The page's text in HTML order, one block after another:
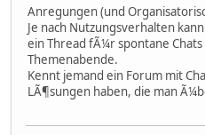
Anregungen (und
Je nach Nutzungsverhalten
ein Thread fÃ¼r spontane
Themenabende.
Kennt jemand ein Forum mit
LÃ¶sungen haben, die man